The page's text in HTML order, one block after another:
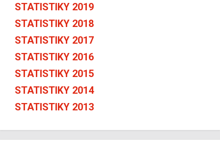
STATISTIKY 2019
STATISTIKY 2018
STATISTIKY 2017
STATISTIKY 2016
STATISTIKY 2015
STATISTIKY 2014
STATISTIKY 2013